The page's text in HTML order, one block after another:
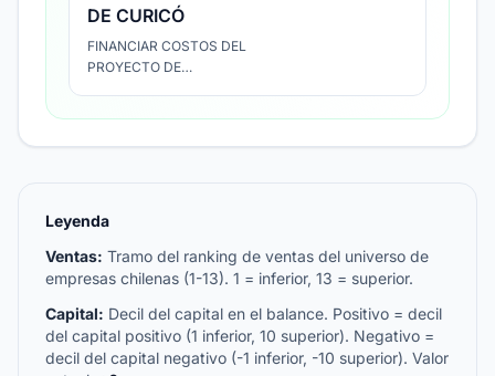
DE CURICÓ
FINANCIAR COSTOS DEL
PROYECTO DE
Leyenda
Ventas: Tramo del ranking de ventas del universo de
empresas chilenas (1-13). 1 = inferior, 13 = superior.
Capital: Decil del capital en el balance. Positivo = decil
del capital positivo (1 inferior, 10 superior). Negativo =
decil del capital negativo (-1 inferior, -10 superior). Valor